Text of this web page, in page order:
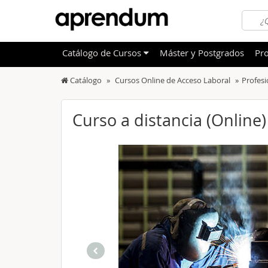
OFERTAS DESTACADAS
NOVEDADES DE NUESTRO CATÁLOGO
Idiomas
Otras
Catálogo Cursos Online de Acceso Laboral
Curso a distancia
Catálogo de Cursos Máster y Postgrados